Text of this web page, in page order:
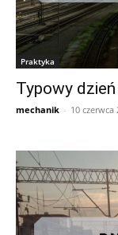
Praktyka
Typowy
mechanik - 10 czerwca